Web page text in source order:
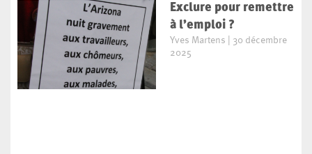
Exclure pour remettre
à l’emploi ?
Yves Martens
30 décembre
2025